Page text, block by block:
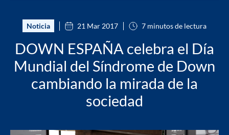
Noticia 21 Mar 2017 7 minutos de lectura
DOWN ESPAÑA celebra el Día
Mundial del Síndrome de Down
cambiando la mirada de la
sociedad